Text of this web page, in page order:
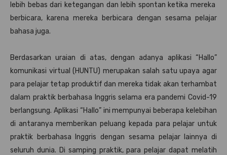
lebih bebas dari ketegangan dan lebih spontan ketika mereka
berbicara, karena mereka berbicara dengan sesama pelajar
bahasa juga.
Berdasarkan uraian di atas, dengan adanya aplikasi “Hallo”
komunikasi virtual (HUNTU) merupakan salah satu upaya agar
para pelajar tetap produktif dan mereka tidak akan terhambat
dalam praktik berbahasa Inggris selama era pandemi Covid-19
berlangsung. Aplikasi “Hallo” ini mempunyai beberapa kelebihan
di antaranya memberikan peluang kepada para pelajar untuk
praktik berbahasa Inggris dengan sesama pelajar lainnya di
seluruh dunia. Di samping praktik, para pelajar dapat melatih